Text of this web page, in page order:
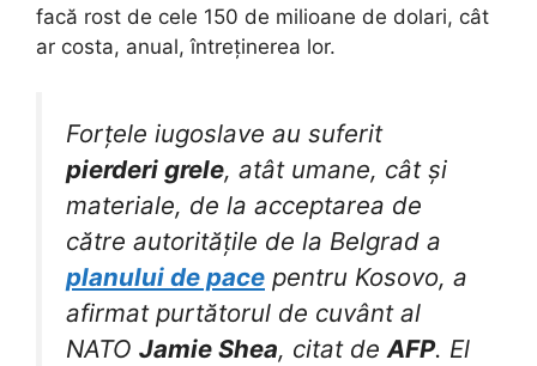
facă rost de cele 150 de milioane de dolari, cât
ar costa, anual, întreținerea lor.
Forțele iugoslave au suferit
pierderi grele, atât umane, cât și
materiale, de la acceptarea de
către autoritățile de la Belgrad a
planului de pace pentru Kosovo, a
afirmat purtătorul de cuvânt al
NATO Jamie Shea, citat deAFP. El